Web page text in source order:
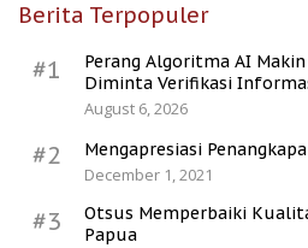
Berita Terpopuler
#1
Perang Algoritma AI
Diminta Verifikasi
August 6, 2026
#2
Mengapresiasi
December 1, 2021
#3
Otsus Memperbaiki
Papua